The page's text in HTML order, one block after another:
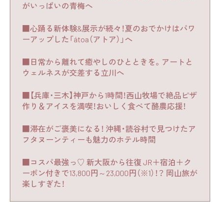
がいっぱいの青梅へ
■心踊る新体験&展示が続々！夏のおでかけはパワ
ーアップした「átoa（アトア）」へ
■日常から離れて癒やしのひとときを。アートと
ウェルネスが交差する立川へ
■【兵庫・三木】神戸から1時間！西山牧場で絶品ピザ
作り＆アイスを満喫！おいしく食べて酪農応援！
■滞在がご褒美になる！ 沖縄・読谷村で見つけたア
フタヌーンティーも魅力のホテル時間
■コスパ最強っ♡ 新大阪から往復 JR＋宿泊＋ク
ーポン付きで13,800円～23,000円（※1）！？ 岡山旅が
楽しすぎた！